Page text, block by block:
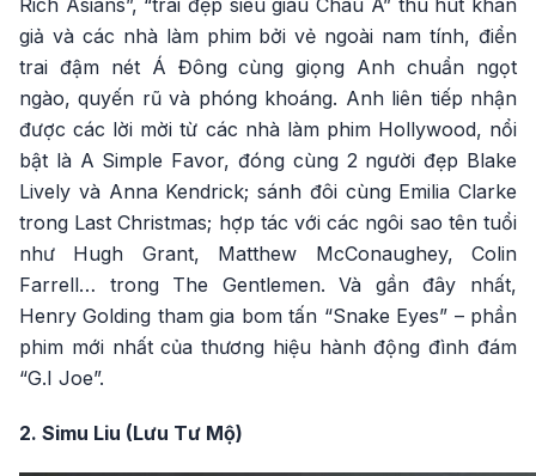
Rich Asians”, “trai đẹp siêu giàu Châu Á” thu hút khán
giả và các nhà làm phim bởi vẻ ngoài nam tính, điển
trai đậm nét Á Đông cùng giọng Anh chuẩn ngọt
ngào, quyến rũ và phóng khoáng. Anh liên tiếp nhận
được các lời mời từ các nhà làm phim Hollywood, nổi
bật là A Simple Favor, đóng cùng 2 người đẹp Blake
Lively và Anna Kendrick; sánh đôi cùng Emilia Clarke
trong Last Christmas; hợp tác với các ngôi sao tên tuổi
như Hugh Grant, Matthew McConaughey, Colin
Farrell… trong The Gentlemen. Và gần đây nhất,
Henry Golding tham gia bom tấn “Snake Eyes” – phần
phim mới nhất của thương hiệu hành động đình đám
“G.I Joe”.
2. Simu Liu (Lưu Tư Mộ)